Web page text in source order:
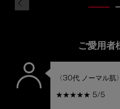
ご愛用者
〈30代 ノーマル肌〉
★★★★★ 5/5